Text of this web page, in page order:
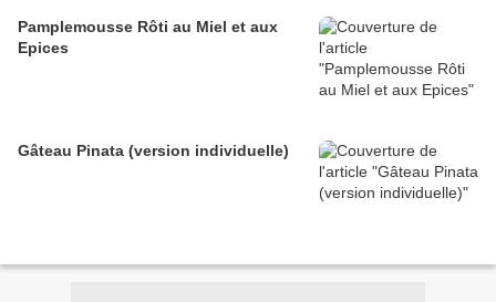
Pamplemousse Rôti au Miel et aux
Epices
Gâteau Pinata (version individuelle)